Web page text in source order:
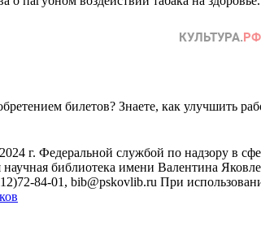
билетов? Знаете, как улучшить
г. Федеральной службой по надзору в
библиотека имени Валентина
84-01, bib@pskovlib.ru При